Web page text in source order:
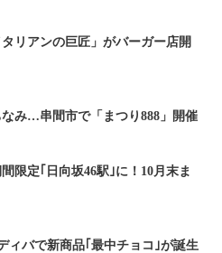
タリアンの巨匠」がバーガー店開
なみ…串間市で「まつり888」開催
限定｢日向坂46駅｣に！10月末ま
ィバで新商品｢最中チョコ｣が誕生